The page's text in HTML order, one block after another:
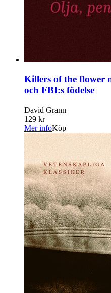
Killers of the flower
och FBI:s födelse
David Grann
129 kr
Mer infoKöp